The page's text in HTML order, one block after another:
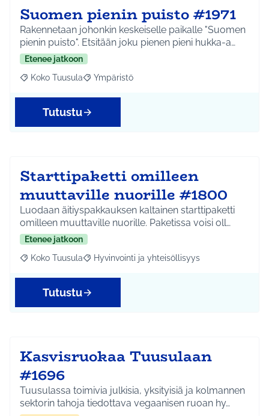
Suomen pienin puisto #1971
Rakennetaan johonkin keskeiselle paikalle "Suomen
pienin puisto". Etsitään joku pienen pieni hukka-a…
Etenee jatkoon
Rajaa tulokset aihepiirin mukaan: Koko Tuusula
Koko Tuusula Rajaa tulokset teeman mukaan: Ympäristö
Ympäristö
Tutustu
Starttipaketti omilleen
muuttaville nuorille #1800
Luodaan äitiyspakkauksen kaltainen starttipaketti
omilleen muuttaville nuorille. Paketissa voisi oll…
Etenee jatkoon
Rajaa tulokset aihepiirin mukaan: Koko Tuusula
Koko Tuusula Rajaa tulokset teeman mukaan: Hyvinvointi ja
Hyvinvointi ja yhteisöllisyys
Tutustu
Kasvisruokaa Tuusulaan
#1696
Tuusulassa toimivia julkisia, yksityisiä ja kolmannen
sektorin tahoja tiedottava vegaanisen ruoan hy…